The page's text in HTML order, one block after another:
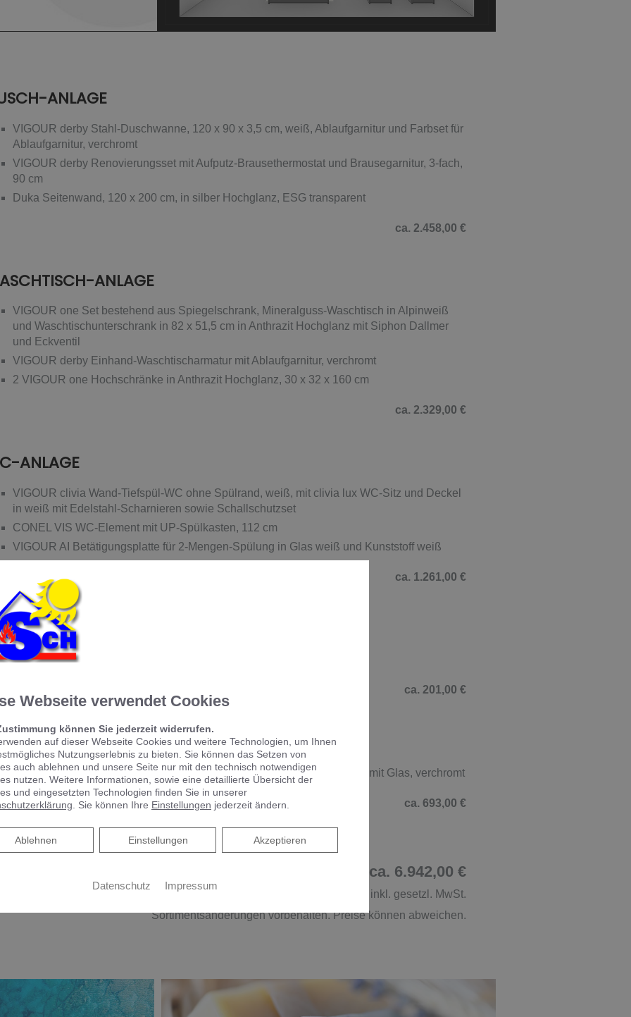
ANLAGE
VIGOUR derby Stahl-Duschwanne, 120 x 90 x 3,5 cm, weiß, Ablaufgarnitur und Farbset für
Ablaufgarnitur, verchromt
VIGOUR derby Renovierungsset mit Aufputz-Brausethermostat und Brausegarnitur, 3-fach,
90 cm
Duka Seitenwand, 120 x 200 cm, in silber Hochglanz, ESG transparent
ca. 2.458,00 €
ANLAGE
VIGOUR one Set bestehend aus Spiegelschrank, Mineralguss-Waschtisch in Alpinweiß
und Waschtischunterschrank in 82 x 51,5 cm in Anthrazit Hochglanz mit Siphon Dallmer
und Eckventil
VIGOUR derby Einhand-Waschtischarmatur mit Ablaufgarnitur, verchromt
2 VIGOUR one Hochschränke in Anthrazit Hochglanz, 30 x 32 x 160 cm
ca. 2.329,00 €
ANLAGE
VIGOUR clivia Wand-Tiefspül-WC ohne Spülrand, weiß, mit clivia lux WC-Sitz und Deckel
in weiß mit Edelstahl-Scharnieren sowie Schallschutzset
CONEL VIS WC-Element mit UP-Spülkasten, 112 cm
VIGOUR AI Betätigungsplatte für 2-Mengen-Spülung in Glas weiß und Kunststoff weiß
ca. 1.261,00 €
COSMO Bad- und Designheizkörper in RAL9016, 176,4 x 60 cm
ca. 201,00 €
VIGOUR derby Bürstengarnitur, Papierhalter und Flüssigseifenspender mit Glas, verchromt
ca. 693,00 €
Badeinrichtung: ca. 6.942,00 €
inkl. gesetzl. MwSt.
Sortimentsänderungen vorbehalten. Preise können abweichen.
Webseite verwendet Cookies
können Sie jederzeit widerrufen.
auf dieser Webseite Cookies und weitere Technologien, um Ihnen
Nutzungserlebnis zu bieten. Sie können das Setzen von
auch ablehnen und unsere Seite nur mit den technisch notwendigen
nutzen. Weitere Informationen, sowie eine detaillierte Übersicht der
und eingesetzten Technologien finden Sie in unserer
. Sie können Ihre Einstellungen jederzeit ändern.
Akzeptieren
Einstellungen
Ablehnen
Ablehnen
Datenschutz Impressum